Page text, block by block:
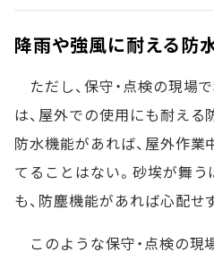
降雨や強風に耐える防
ただし、保守・点検の現場
は、屋外での使用にも耐える
防水機能があれば、屋外作
てることはない。砂埃が舞
も、防塵機能があれば心配せ
このような保守・点検の現